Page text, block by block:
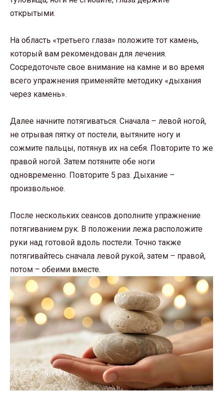
открытыми.
На область «третьего глаза» положите тот камень,
который вам рекомендован для лечения.
Сосредоточьте свое внимание на камне и во время
всего упражнения применяйте методику «дыхания
через камень».
Далее начните потягиваться. Сначала – левой ногой,
не отрывая пятку от постели, вытяните ногу и
сожмите пальцы, потянув их на себя. Повторите то же
правой ногой. Затем потяните обе ноги
одновременно. Повторите 5 раз. Дыхание –
произвольное.
После нескольких сеансов дополните упражнение
потягиванием рук. В положении лежа расположите
руки над готовой вдоль постели. Точно также
потягивайтесь сначала левой рукой, затем – правой,
потом – обеими вместе.